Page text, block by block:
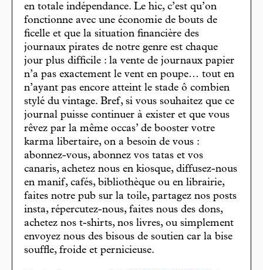
en totale indépendance. Le hic, c’est qu’on
fonctionne avec une économie de bouts de
ficelle et que la situation financière des
journaux pirates de notre genre est chaque
jour plus difficile : la vente de journaux papier
n’a pas exactement le vent en poupe… tout en
n’ayant pas encore atteint le stade ô combien
stylé du vintage. Bref, si vous souhaitez que ce
journal puisse continuer à exister et que vous
rêvez par la même occas’ de booster votre
karma libertaire, on a besoin de vous :
abonnez-vous, abonnez vos tatas et vos
canaris, achetez nous en kiosque, diffusez-nous
en manif, cafés, bibliothèque ou en librairie,
faites notre pub sur la toile, partagez nos posts
insta, répercutez-nous, faites nous des dons,
achetez nos t-shirts, nos livres, ou simplement
envoyez nous des bisous de soutien car la bise
souffle, froide et pernicieuse.